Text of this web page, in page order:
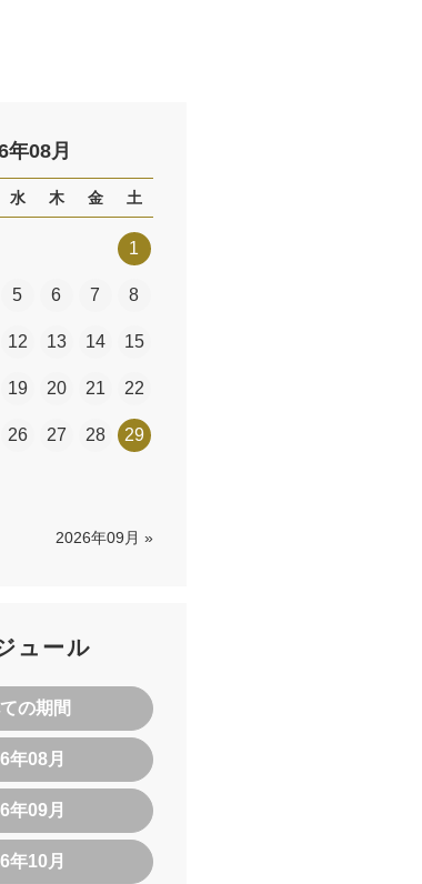
年08月
水 木 金 土
1
5 6 7 8
12 13 14 15
19 20 21 22
26 27 28 29
2026年09月 »
ュール
の期間
年08月
年09月
年10月